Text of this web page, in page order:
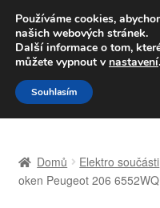
Volejte po-
Přeskočit
na
navigaci
Přejít
k
obsahu
Celosvětová doprava
Domů Elektro součásti
oken Peugeot 206 6552WQ
Používáme cookies,
našich webových stránek.
Další informace o tom,
můžete vypnout v nastavení.
Souhlasím